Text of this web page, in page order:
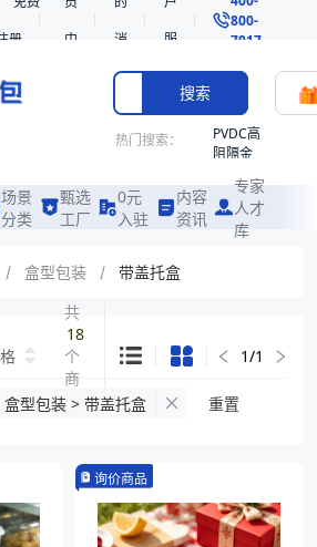
册
中
消
息
服
务
800-
7017
搜索
热门搜索：
PVDC高
阻隔金
共挤热
收缩袋
221360
烤箱袋
袋
拉伸膜
场景
分类
甄选
工厂
0元
入驻
内容
资讯
专家
人才
库
/ 盒型包装 / 带盖托盒
共
18
个
商
品
1/1
型包装 > 带盖托盒 重置
询价商品